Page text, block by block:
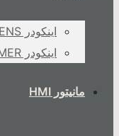
اینکودر SIEMENS
اینکودر BAUMER
مانیتور HMI